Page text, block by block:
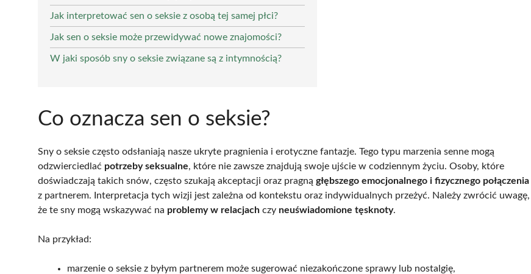
Jak interpretować sen o seksie z osobą tej samej płci?
Jak sen o seksie może przewidywać nowe znajomości?
W jaki sposób sny o seksie związane są z intymnością?
Co oznacza sen o seksie?
Sny o seksie często odsłaniają nasze ukryte pragnienia i erotyczne fantazje. Tego typu marzenia senne mogą
odzwierciedlać potrzeby seksualne, które nie zawsze znajdują swoje ujście w codziennym życiu. Osoby, które
doświadczają takich snów, często szukają akceptacji oraz pragną głębszego emocjonalnego i fizycznego połączenia
z partnerem. Interpretacja tych wizji jest zależna od kontekstu oraz indywidualnych przeżyć. Należy zwrócić uwagę,
że te sny mogą wskazywać na problemy w relacjach czy neuświadomione tęsknoty.
Na przykład:
marzenie o seksie z byłym partnerem może sugerować niezakończone sprawy lub nostalgię,